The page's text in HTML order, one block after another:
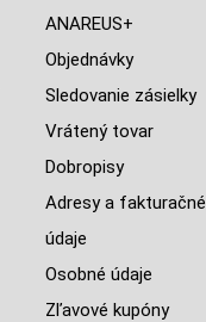
ANAREUS+
Objednávky
Sledovanie zásielky
Vrátený tovar
Dobropisy
Adresy a fakturačné
údaje
Osobné údaje
Zľavové kupóny